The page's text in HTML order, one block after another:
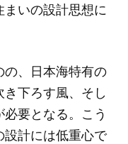
いの設計思想に
、日本海特有の
下ろす風、そし
要となる。こう
設計には低重心で